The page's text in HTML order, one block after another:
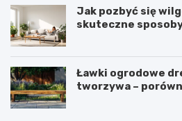
Jak pozbyć się
skuteczne
Ławki ogrodowe
tworzywa –